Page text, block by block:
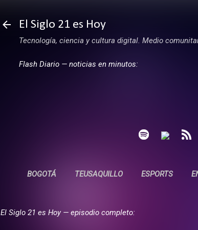
El Siglo 21 es Hoy
Tecnología, ciencia y cultura digital. Medio
Flash Diario — noticias en minutos:
BOGOTÁ TEUSAQUILLO ESPORTS
El Siglo 21 es Hoy — episodio completo: